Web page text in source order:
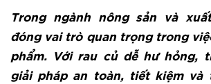
Trong ngành nông sản và
đóng vai trò quan trọng trong
phẩm. Với rau củ dễ hư hỏng,
giải pháp an toàn, tiết kiệm và